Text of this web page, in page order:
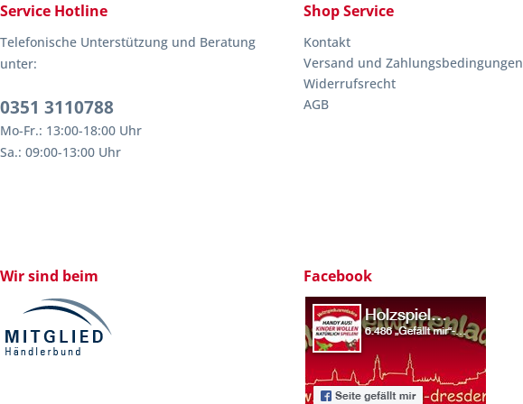
Service Hotline
Telefonische Unterstützung und Beratung
unter:
0351 3110788
Mo-Fr.: 13:00-18:00 Uhr
Sa.: 09:00-13:00 Uhr
Shop Service
Kontakt
Versand und Zahlungsbedingungen
Widerrufsrecht
AGB
Wir sind beim Facebook